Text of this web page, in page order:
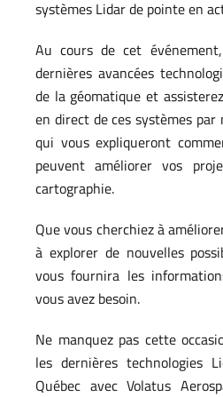
systèmes Lidar de pointe en
Au cours de cet
dernières avancées
de la géomatique et
en direct de ces systèmes
qui vous expliqueront
peuvent améliorer vos
cartographie.
Que vous cherchiez à
à explorer de nouvelles
vous fournira les
vous avez besoin.
Ne manquez pas cette
les dernières technologies
Québec avec Volatus